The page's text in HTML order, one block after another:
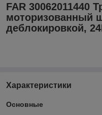
FAR 30062011440
моторизованный
деблокировкой,
Характеристики
Основные